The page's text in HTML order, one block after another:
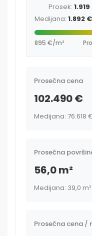
Prosek:
Medijana: 1.892
895 €/m²
Prosečna cena
102.490 €
Medijana: 76.618
Prosečna
56,0 m²
Medijana: 39,0 m²
Prosečna cena /